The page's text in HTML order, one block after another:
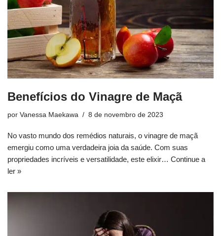
Benefícios do Vinagre de Maçã
por Vanessa Maekawa 8 de novembro de 2023
No vasto mundo dos remédios naturais, o vinagre de maçã
emergiu como uma verdadeira joia da saúde. Com suas
propriedades incríveis e versatilidade, este elixir… Continue a
ler »